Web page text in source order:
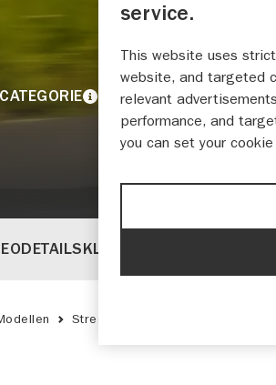
DETAILSKLEUREN
Street Motoren
service.
This website uses
website, and targeted
relevant
performance, and
you can set your